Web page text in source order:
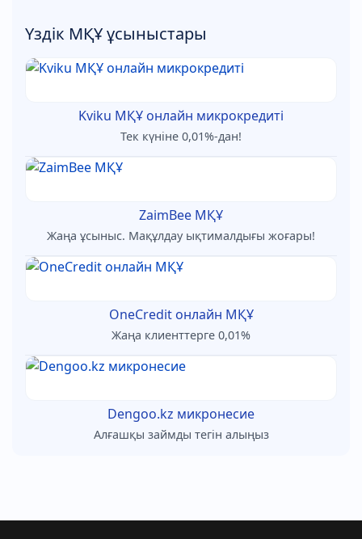
Үздік МҚҰ ұсыныстары
Kviku МҚҰ онлайн микрокредиті
Тек күніне 0,01%-дан!
ZaimBee МҚҰ
Жаңа ұсыныс. Мақұлдау ықтималдығы жоғары!
OneCredit онлайн МҚҰ
Жаңа клиенттерге 0,01%
Dengoo.kz микронесие
Алғашқы займды тегін алыңыз